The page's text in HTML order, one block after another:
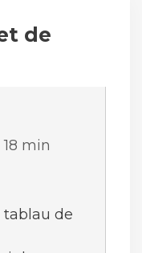
de
min
tablau de